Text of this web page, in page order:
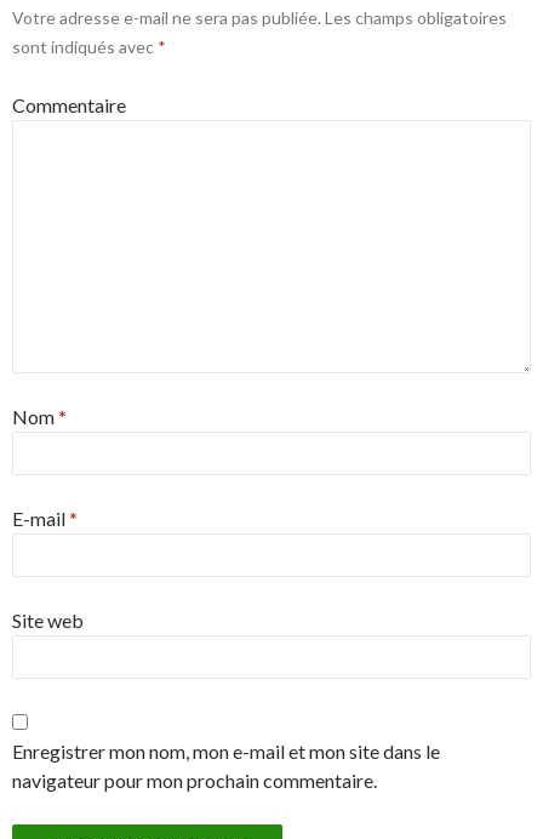
Votre adresse e-mail ne sera pas publiée. Les champs obligatoires
sont indiqués avec *
Commentaire
Nom*
E-mail*
Site web
Enregistrer mon nom, mon e-mail et mon site dans le
navigateur pour mon prochain commentaire.